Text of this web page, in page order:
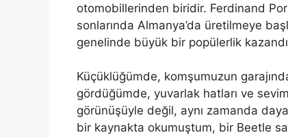
otomobillerinden biridir. Ferdinand
sonlarında Almanya’da üretilmeye
genelinde büyük bir popülerlik
Küçüklüğümde, komşumuzun
gördüğümde, yuvarlak hatları ve
görünüşüyle değil, aynı zamanda
bir kaynakta okumuştum, bir Beetle